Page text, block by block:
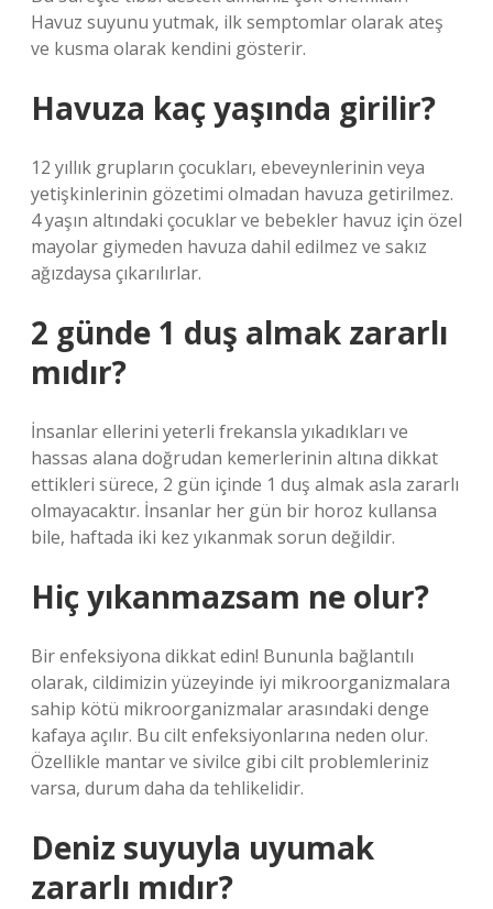
Havuz suyunu yutmak, ilk semptomlar olarak ateş
ve kusma olarak kendini gösterir.
Havuza kaç yaşında girilir?
12 yıllık grupların çocukları, ebeveynlerinin veya
yetişkinlerinin gözetimi olmadan havuza getirilmez.
4 yaşın altındaki çocuklar ve bebekler havuz için özel
mayolar giymeden havuza dahil edilmez ve sakız
ağızdaysa çıkarılırlar.
2 günde 1 duş almak zararlı
mıdır?
İnsanlar ellerini yeterli frekansla yıkadıkları ve
hassas alana doğrudan kemerlerinin altına dikkat
ettikleri sürece, 2 gün içinde 1 duş almak asla zararlı
olmayacaktır. İnsanlar her gün bir horoz kullansa
bile, haftada iki kez yıkanmak sorun değildir.
Hiç yıkanmazsam ne olur?
Bir enfeksiyona dikkat edin! Bununla bağlantılı
olarak, cildimizin yüzeyinde iyi mikroorganizmalara
sahip kötü mikroorganizmalar arasındaki denge
kafaya açılır. Bu cilt enfeksiyonlarına neden olur.
Özellikle mantar ve sivilce gibi cilt problemleriniz
varsa, durum daha da tehlikelidir.
Deniz suyuyla uyumak
zararlı mıdır?